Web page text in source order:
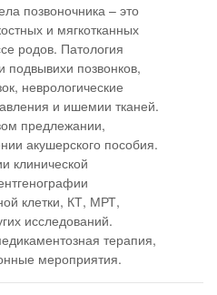
позвоночника – это
и мягкотканных
родов. Патология
позвонков,
неврологические
и ишемии тканей.
предлежании,
акушерского пособия.
клинической
клетки, КТ, МРТ,
исследований.
терапия,
мероприятия.